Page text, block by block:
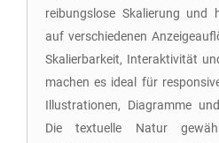
reibungslose Skalierung und
auf verschiedenen
Skalierbarkeit, Interaktivität
machen es ideal für
Illustrationen, Diagramme
Die textuelle Natur